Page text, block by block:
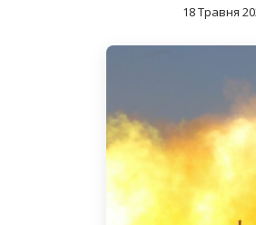
18 Травня